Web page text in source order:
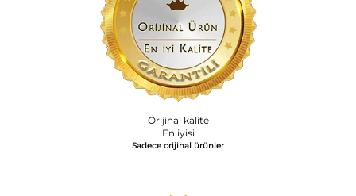
Orijinal kalite
En iyisi
Sadece orijinal ürünler